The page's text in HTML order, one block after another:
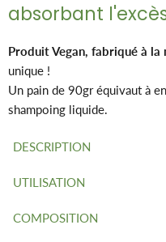
absorbant
Produit Vegan, fabriqué à la
unique !
Un pain de 90gr équivaut à
shampoing liquide.
DESCRIPTION
Spécialement formulé
UTILISATION
Mouillez vos cheveux et
COMPOSITION